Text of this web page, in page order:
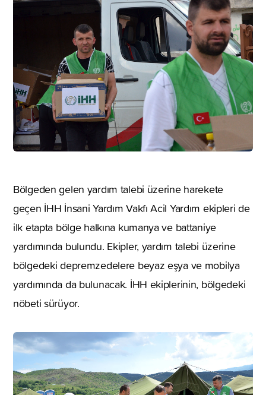
Bölgeden gelen yardım talebi üzerine harekete
geçen İHH İnsani Yardım Vakfı Acil Yardım ekipleri de
ilk etapta bölge halkına kumanya ve battaniye
yardımında bulundu. Ekipler, yardım talebi üzerine
bölgedeki depremzedelere beyaz eşya ve mobilya
yardımında da bulunacak. İHH ekiplerinin, bölgedeki
nöbeti sürüyor.